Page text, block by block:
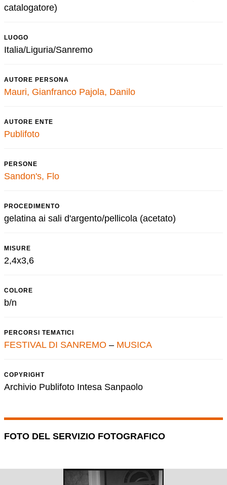
catalogatore)
LUOGO
Italia/Liguria/Sanremo
AUTORE PERSONA
Mauri, Gianfranco Pajola, Danilo
AUTORE ENTE
Publifoto
PERSONE
Sandon's, Flo
PROCEDIMENTO
gelatina ai sali d'argento/pellicola (acetato)
MISURE
2,4x3,6
COLORE
b/n
PERCORSI TEMATICI
FESTIVAL DI SANREMO – MUSICA
COPYRIGHT
Archivio Publifoto Intesa Sanpaolo
FOTO DEL SERVIZIO FOTOGRAFICO